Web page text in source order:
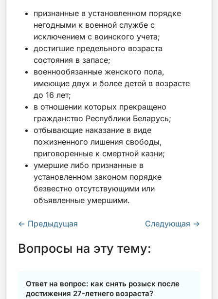
признанные в установленном порядке
негодными к военной службе с
исключением с воинского учета;
достигшие предельного возраста
состояния в запасе;
военнообязанные женского пола,
имеющие двух и более детей в возрасте
до 16 лет;
в отношении которых прекращено
гражданство Республики Беларусь;
отбывающие наказание в виде
пожизненного лишения свободы,
приговоренные к смертной казни;
умершие либо признанные в
установленном законом порядке
безвестно отсутствующими или
объявленные умершими.
← Предыдущая Следующая →
Вопросы на эту тему:
Ответ на вопрос: как снять розыск после
достижения 27-летнего возраста?